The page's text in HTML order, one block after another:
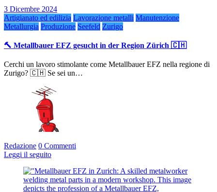
3 Dicembre 2024
Artigianato ed edilizia Lavorazione metalli Manutenzione
Metallurgia Produzione Seefeld Zurigo
🔨 Metallbauer EFZ gesucht in der Region Zürich 🇨🇭
Cerchi un lavoro stimolante come Metallbauer EFZ nella regione di
Zurigo? 🇨🇭 Se sei un…
Redazione 0 Commenti
Leggi il seguito